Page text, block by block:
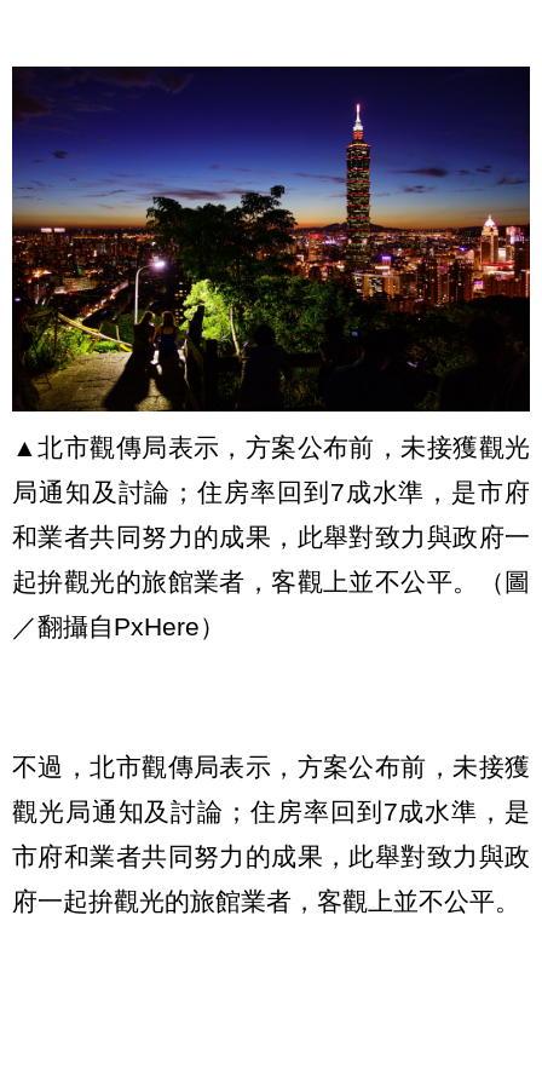
▲北市觀傳局表示，方案公布前，未接獲觀光
局通知及討論；住房率回到7成水準，是市府
和業者共同努力的成果，此舉對致力與政府一
起拚觀光的旅館業者，客觀上並不公平。（圖
／翻攝自PxHere）
不過，北市觀傳局表示，方案公布前，未接獲
觀光局通知及討論；住房率回到7成水準，是
市府和業者共同努力的成果，此舉對致力與政
府一起拚觀光的旅館業者，客觀上並不公平。